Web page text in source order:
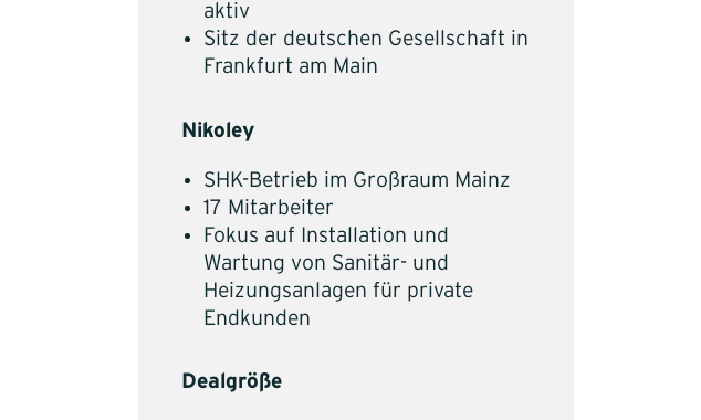
aktiv
Sitz der deutschen Gesellschaft in
Frankfurt am Main
Nikoley
SHK-Betrieb im Großraum Mainz
17 Mitarbeiter
Fokus auf Installation und
Wartung von Sanitär- und
Heizungsanlagen für private
Endkunden
Dealgröße